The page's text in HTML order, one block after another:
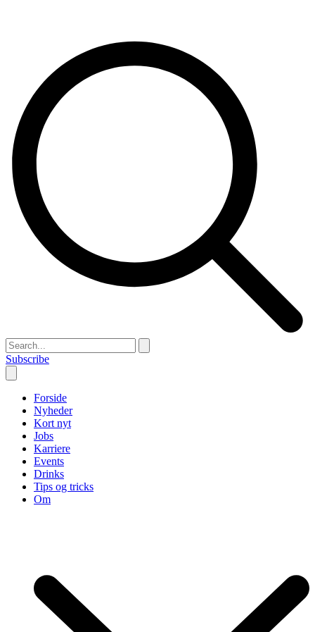
Subscribe
Forside
Nyheder
Kort nyt
Jobs
Karriere
Events
Drinks
Tips og tricks
Om